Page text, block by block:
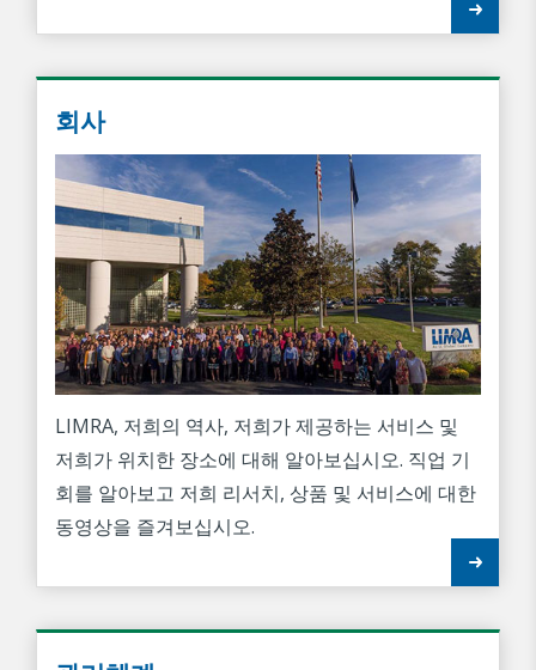
회사
LIMRA, 저희의 역사, 저희가 제공하는 서비스 및
저희가 위치한 장소에 대해 알아보십시오. 직업 기
회를 알아보고 저희 리서치, 상품 및 서비스에 대한
동영상을 즐겨보십시오.